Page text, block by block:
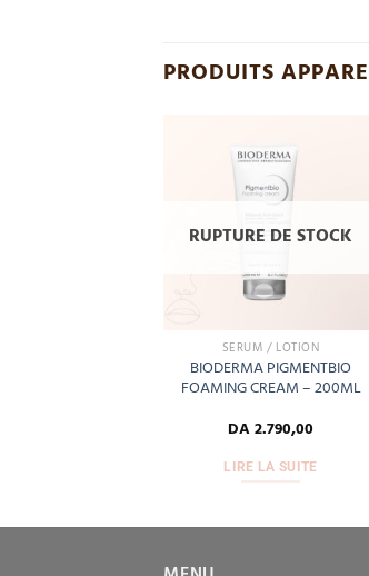
PRODUITS
RUPTURE DE STOCK
SÉRUM / LOTION
BIODERMA PIGMENTBIO
FOAMING CREAM – 200ML
DA2.790,00
LIRE LA SUITE